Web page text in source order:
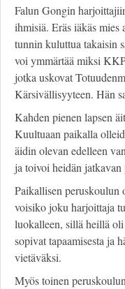
Falun Gongin
ihmisiä. Eräs iäkäs
tunnin kuluttua takaisin
voi ymmärtää miksi
jotka uskovat
Kärsivällisyyteen. Hän
Kahden pienen lapsen
Kuultuaan paikalla
äidin olevan edelleen
ja toivoi heidän
Paikallisen peruskoulun
voisiko joku harjoittaja
luokalleen, sillä heillä
sopivat tapaamisesta ja
vietäväksi.
Myös toinen